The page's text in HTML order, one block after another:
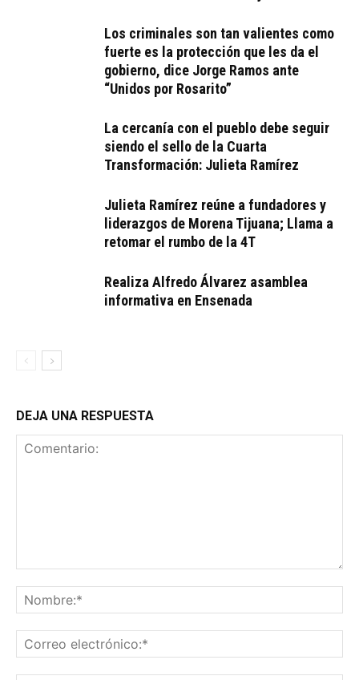
Los criminales son tan valientes como
fuerte es la protección que les da el
gobierno, dice Jorge Ramos ante
“Unidos por Rosarito”
La cercanía con el pueblo debe seguir
siendo el sello de la Cuarta
Transformación: Julieta Ramírez
Julieta Ramírez reúne a fundadores y
liderazgos de Morena Tijuana; Llama a
retomar el rumbo de la 4T
Realiza Alfredo Álvarez asamblea
informativa en Ensenada
DEJA UNA RESPUESTA